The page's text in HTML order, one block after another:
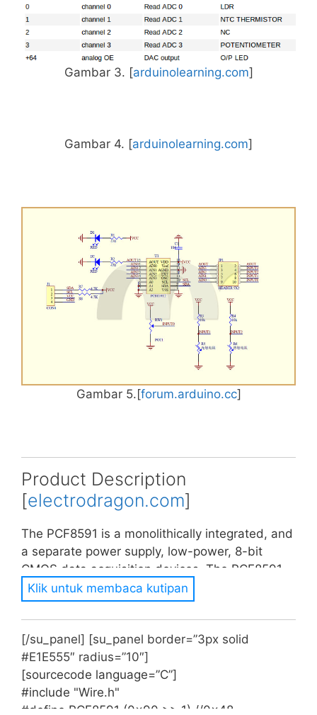
Gambar 3. [arduinolearning.com]
Gambar 4. [arduinolearning.com]
Gambar 5.[forum.arduino.cc]
Product Description
[electrodragon.com]
The PCF8591 is a monolithically integrated, and
a separate power supply, low-power, 8-bit
CMOS data acquisition devices. The PCF8591
has the four analog inputs, one analog output
and a serial I2C bus interface. PCF8591 three
address pins A0, A1 and A2 can be used in
hardware address programmed 8 PCF8591
device allows access to the same I2C bus,
without the need for additional hardware. On
the PCF8591 device input and output of the
address, control and data signals are
Klik untuk membaca kutipan
[/su_panel] [su_panel border=”3px solid
#E1E555″ radius=”10″]
[sourcecode language=”C”]
#include "Wire.h"
#define PCF8591 (0x90 >> 1) //0x48